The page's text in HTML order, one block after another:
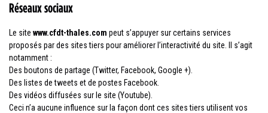
Réseaux sociaux
Le site www.cfdt-thales.com peut s’appuyer sur certains services
proposés par des sites tiers pour améliorer l’interactivité du site. Il s’agit
notamment :
Des boutons de partage (Twitter, Facebook, Google +).
Des listes de tweets et de postes Facebook.
Des vidéos diffusées sur le site (Youtube).
Ceci n’a aucune influence sur la façon dont ces sites tiers utilisent vos